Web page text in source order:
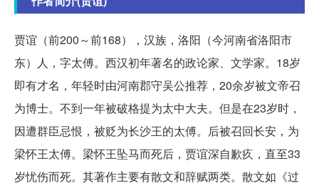
贾谊（前200～前168），汉族，洛阳（今河南省洛阳市
东）人，字太傅。西汉初年著名的政论家、文学家。18岁
即有才名，年轻时由河南郡守吴公推荐，20余岁被文帝召
为博士。不到一年被破格提为太中大夫。但是在23岁时，
因遭群臣忌恨，被贬为长沙王的太傅。后被召回长安，为
梁怀王太傅。梁怀王坠马而死后，贾谊深自歉疚，直至33
岁忧伤而死。其著作主要有散文和辞赋两类。散文如《过